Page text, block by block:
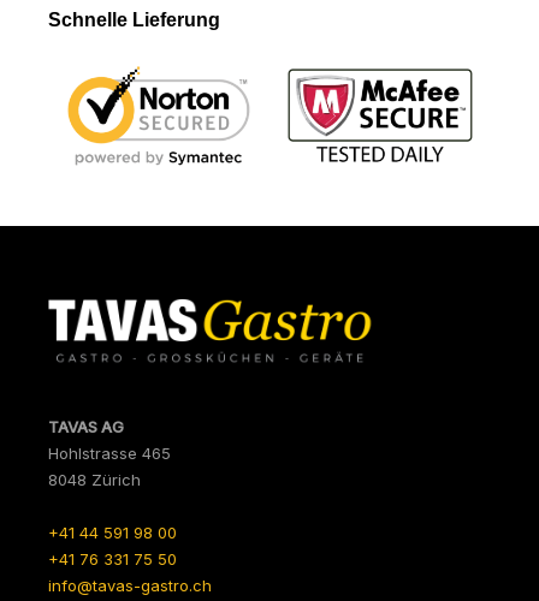
Schnelle Lieferung
TAVAS AG
Hohlstrasse 465
8048 Zürich
+41 44 591 98 00
+41 76 331 75 50
info@tavas-gastro.ch